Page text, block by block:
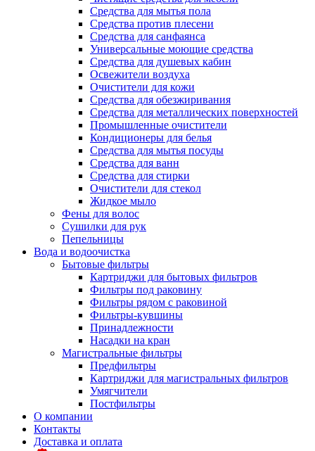
Средства для мытья пола
Средства против плесени
Средства для санфаянса
Универсальные моющие средства
Средства для душевых кабин
Освежители воздуха
Очистители для кожи
Средства для обезжиривания
Средства для металлических поверхностей
Промышленные очистители
Кондиционеры для белья
Средства для мытья посуды
Средства для ванн
Средства для стирки
Очистители для стекол
Жидкое мыло
Фены для волос
Сушилки для рук
Пепельницы
Вода и водоочистка
Бытовые фильтры
Картриджи для бытовых фильтров
Фильтры под раковину
Фильтры рядом с раковиной
Фильтры-кувшины
Принадлежности
Насадки на кран
Магистральные фильтры
Предфильтры
Картриджи для магистральных фильтров
Умягчители
Постфильтры
О компании
Контакты
Доставка и оплата